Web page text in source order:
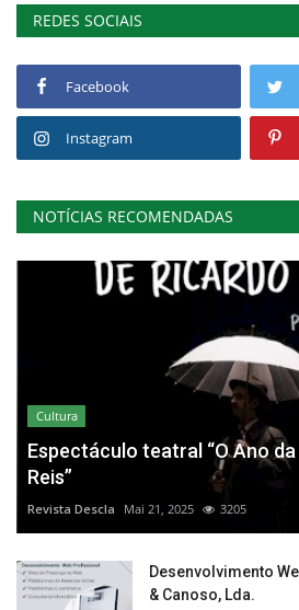
REDES SOCIAIS
Facebook
Instagram
NOTÍCIAS RECOMENDADAS
Cultura
Espectáculo teatral “O Ano
Reis”
Revista Descla Mai 21, 2025 3205
Desenvolvimento
& Canoso, Lda.